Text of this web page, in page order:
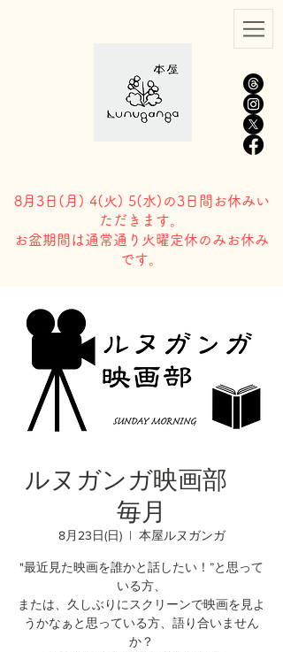
8月3日( 月) 4(火) 5(水)の3日間お休みい
ただきます。
​お盆期間は通常通り火曜定休のみお休み
です。
ルヌガンガ映画部
毎月
8月23日(日)
  |
本屋ルヌガンガ
"最近見た映画を誰かと話したい！”と思って
いる方、
または、久しぶりにスクリーンで映画を見よ
うかなぁと思っている方、語り合いません
か？